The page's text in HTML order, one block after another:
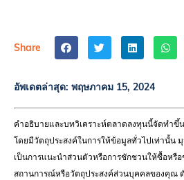
Share
อัพเดตล่าสุด: พฤษภาคม 15, 2024
คำอธิบายและบทวิเคราะห์ตลาดลงทุนนี้จัดทำขึ้
โดยมีวัตถุประสงค์ในการให้ข้อมูลทั่วไปเท่านั้น
เป็นการแนะนำส่วนตัวหรือการชักชวนให้ซื้อหรือ
สถานการณ์หรือวัตถุประสงค์ส่วนบุคคลของคุณ